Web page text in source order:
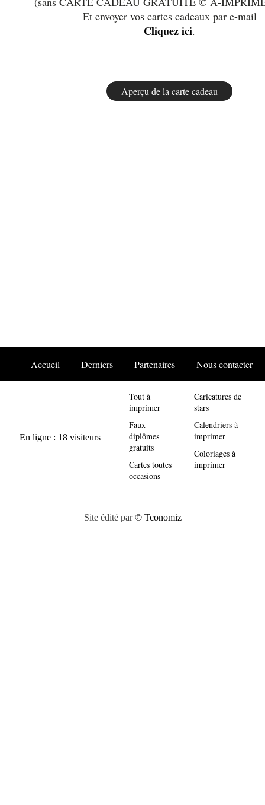
Et envoyer vos cartes cadeaux par e-mail
Cliquez ici.
Accueil Derniers Partenaires Nous contacter
Tout à
imprimer
Faux
diplômes
gratuits
Cartes toutes
occasions
Caricatures de
stars
Calendriers à
imprimer
Coloriages à
imprimer
Site édité par© Tconomiz